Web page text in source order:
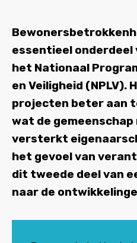
essentieel onderdeel
het Nationaal
en Veiligheid (NPLV).
projecten beter aan
wat de
versterkt
het gevoel van
dit tweede deel van
naar de